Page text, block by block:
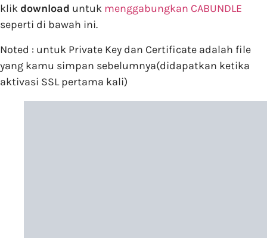
klik download untuk menggabungkan CABUNDLE
seperti di bawah ini.
Noted : untuk Private Key dan Certificate adalah file
yang kamu simpan sebelumnya(didapatkan ketika
aktivasi SSL pertama kali)